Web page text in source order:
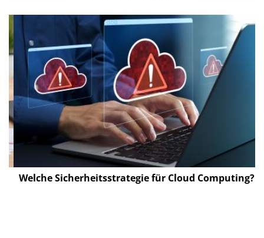
Welche Sicherheitsstrategie für Cloud Computing?